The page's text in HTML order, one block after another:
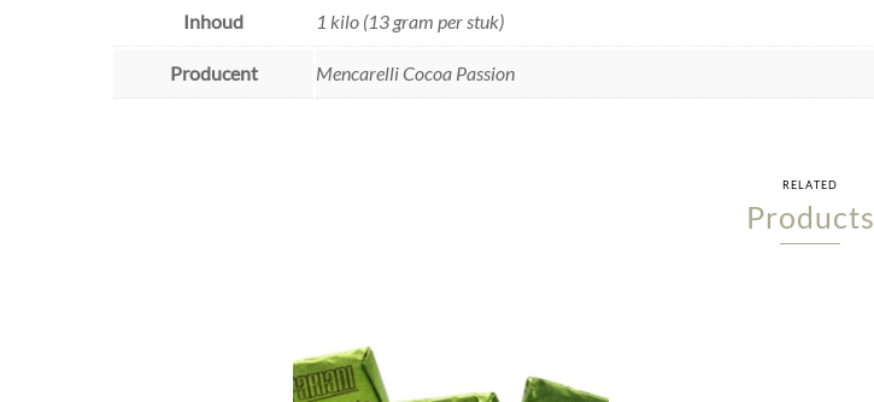
Inhoud 1 kilo (13 gram per stuk)
Producent Mencarelli Cocoa Passion
RELATED
Products